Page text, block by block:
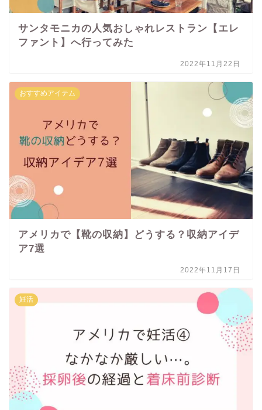
サンタモニカの人気おしゃれレストラン【エレ
ファント】へ行ってみた
2022年11月22日
おすすめアイテム
アメリカで【靴の収納】どうする？収納アイデ
ア7選
2022年11月17日
妊活